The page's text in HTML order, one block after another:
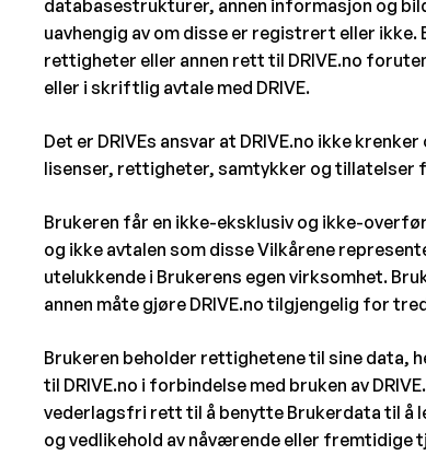
databasestrukturer, annen informasjon og
uavhengig av om disse er registrert eller
rettigheter eller annen rett til DRIVE.no
eller i skriftlig avtale med DRIVE.
Det er DRIVEs ansvar at DRIVE.no ikke
lisenser, rettigheter, samtykker og tillatelser
Brukeren får en ikke-eksklusiv og ikke-
og ikke avtalen som disse Vilkårene
utelukkende i Brukerens egen virksomhet.
annen måte gjøre DRIVE.no tilgjengelig for
Brukeren beholder rettighetene til sine data,
til DRIVE.no i forbindelse med bruken av
vederlagsfri rett til å benytte Brukerdata til å
og vedlikehold av nåværende eller fremtidige